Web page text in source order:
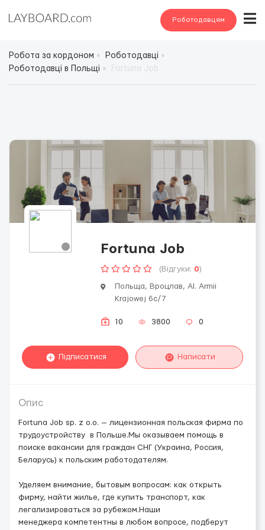
Роботодавцям
Робота за кордоном
Роботодавці
Роботодавці в Польщі
Fortuna Job
(Відгуки: 0)
Польща, Вроцлав, Al. Armii
Krajowej 6c/7
10 3800 0
Підписатися Написати
Опис
Fortuna Job sp. z o.o. — лицензионная польская фирма по
трудоустройству в Польше.Мы оказываем помощь в
поиске вакансии для граждан СНГ (Украина, Россия,
Беларусь) к польским работодателям.
Уделяем внимание, бытовым вопросам: как открыть
фирму, найти жилье, где купить транспорт, как
легализироваться за рубежом.Наши
менеджера компетентны в любом вопросе, подберут